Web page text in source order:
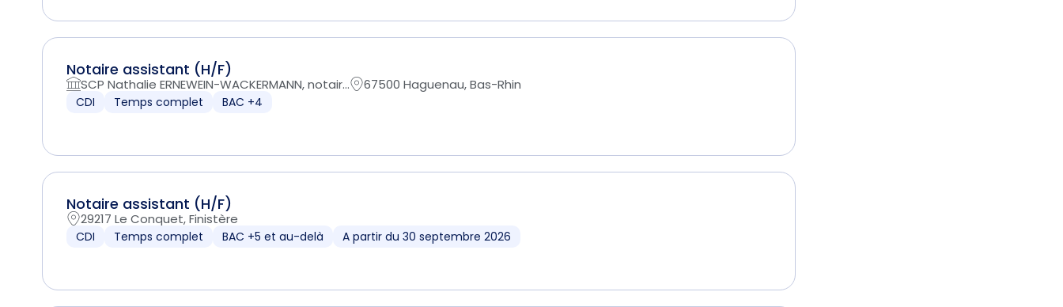
Notaire assistant (H/F)
SCP Nathalie ERNEWEIN-WACKERMANN, notair... 67500 Haguenau, Bas-Rhin
CDI Temps complet BAC +4
Notaire assistant (H/F)
29217 Le Conquet, Finistère
CDI Temps complet BAC +5 et au-delà A partir du 30 septembre 2026